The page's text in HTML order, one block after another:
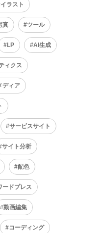
イラスト
真 ツール
LP AI生成
ィクス
ディア
サービスサイト
サイト分析
配色
ードプレス
動画編集
コーディング